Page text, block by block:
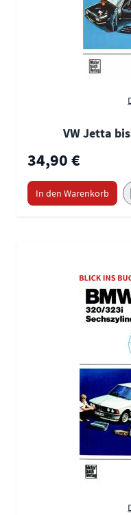
VW Jetta
34,90 €
In den Warenkorb